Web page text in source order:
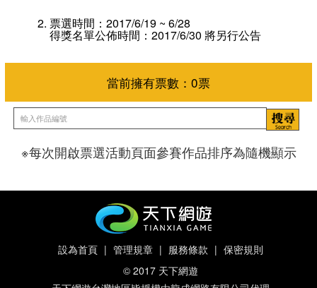
票選時間：2017/6/19 ~ 6/28
得獎名單公佈時間：2017/6/30 將另行公告
當前擁有票數：
※每次開啟票選活動頁面參賽作品排序為隨機顯示
設為首頁 | 管理規章 | 服務條款 | 保密規則
© 2017 天下網遊